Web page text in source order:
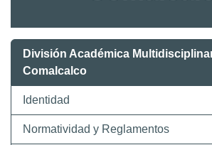
División Académica
Comalcalco
Identidad
Normatividad y Reglamentos